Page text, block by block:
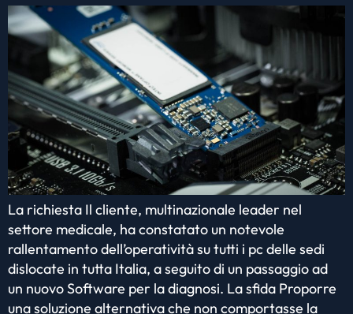
La richiesta Il cliente, multinazionale leader nel
settore medicale, ha constatato un notevole
rallentamento dell’operatività su tutti i pc delle sedi
dislocate in tutta Italia, a seguito di un passaggio ad
un nuovo Software per la diagnosi. La sfida Proporre
una soluzione alternativa che non comportasse la